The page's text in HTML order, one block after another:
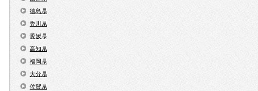
徳島県
香川県
愛媛県
高知県
福岡県
大分県
佐賀県